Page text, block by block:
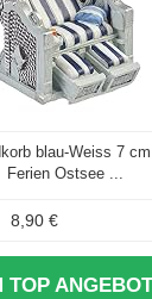
blau-Weiss 7
Ferien Ostsee ...
8,90 €
TOP